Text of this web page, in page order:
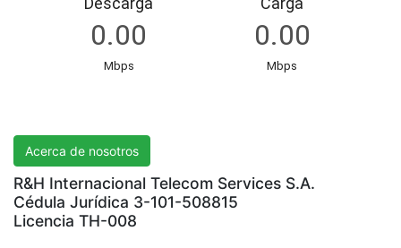
Acerca de nosotros
R&H Internacional Telecom Services S.A.
Cédula Jurídica 3-101-508815
Licencia TH-008